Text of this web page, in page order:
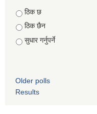
Choices
ठिक छ
ठिक छैन
सुधार गर्नुपर्ने
Older polls
Results